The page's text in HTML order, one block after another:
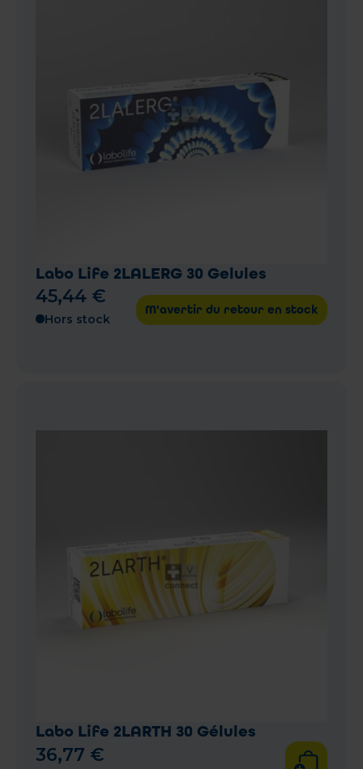
Labo Life 2LALERG 30 Gelules
45,44 €
Hors stock
M'avertir du retour en stock
Labo Life 2LARTH 30 Gélules
36,77 €